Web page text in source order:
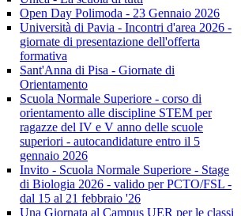
Open Day Polimoda - 23 Gennaio 2026
Università di Pavia - Incontri d'area 2026 -
giornate di presentazione dell'offerta
formativa
Sant'Anna di Pisa - Giornate di
Orientamento
Scuola Normale Superiore - corso di
orientamento alle discipline STEM per
ragazze del IV e V anno delle scuole
superiori - autocandidature entro il 5
gennaio 2026
Invito - Scuola Normale Superiore - Stage
di Biologia 2026 - valido per PCTO/FSL -
dal 15 al 21 febbraio '26
Una Giornata al Campus UER per le classi